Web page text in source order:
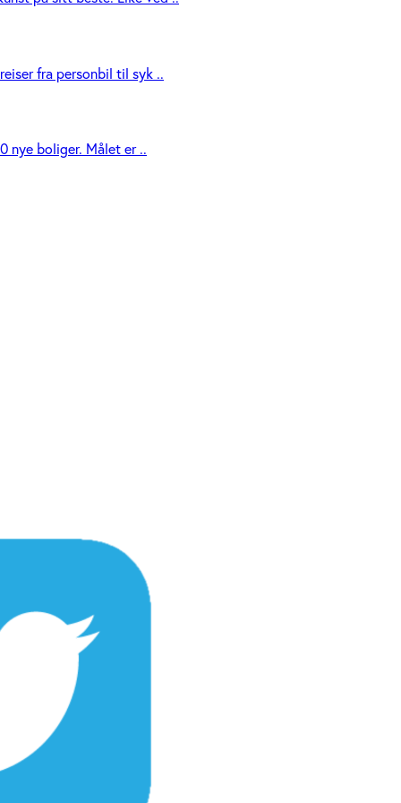
fra personbil til syk ..
nye boliger. Målet er ..